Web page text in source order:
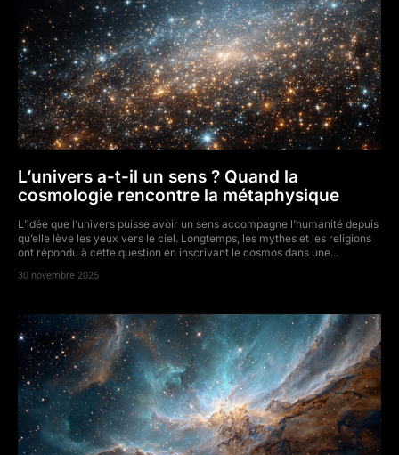
L’univers a-t-il un sens ? Quand la
cosmologie rencontre la métaphysique
L’idée que l’univers puisse avoir un sens accompagne l’humanité depuis
qu’elle lève les yeux vers le ciel. Longtemps, les mythes et les religions
ont répondu à cette question en inscrivant le cosmos dans une...
30 novembre 2025